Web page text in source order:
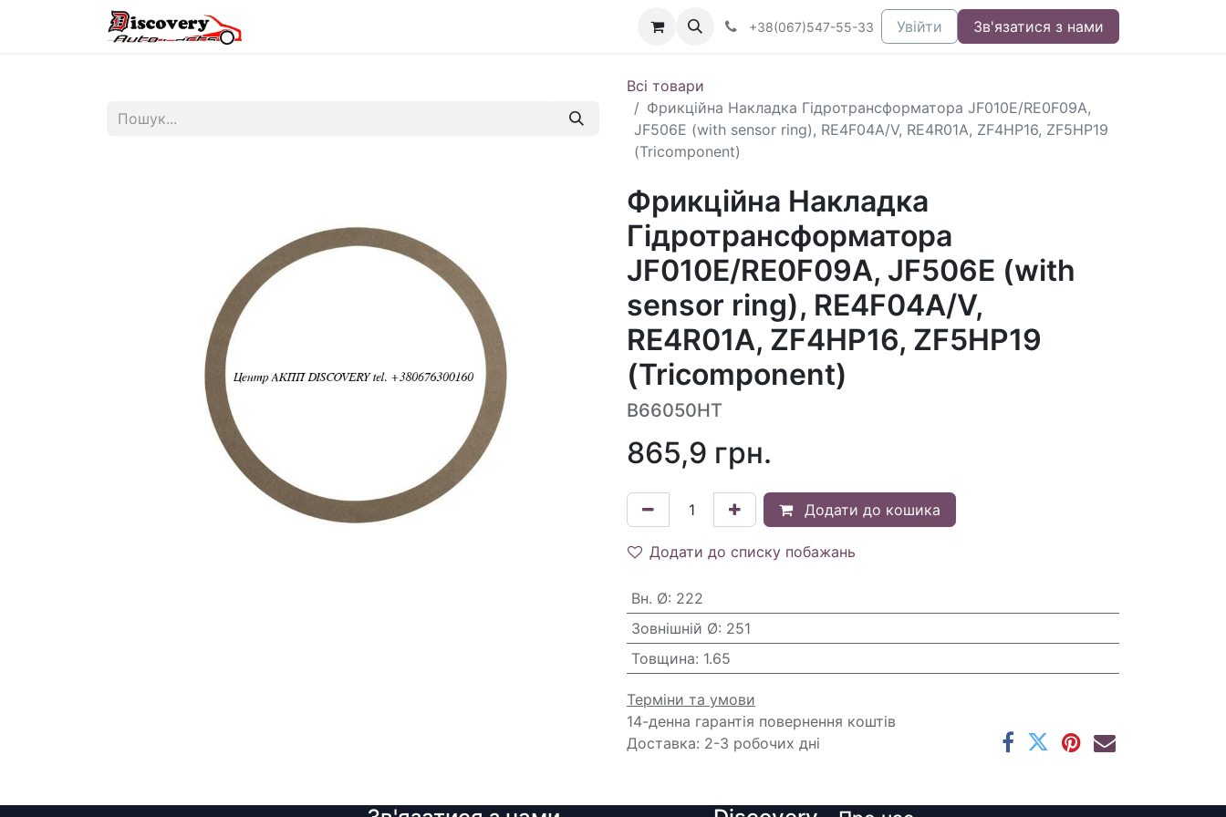
+38(067)547-55-33 Увійти Зв'язатися з нами
Всі товари
Фрикційна Накладка Гідротрансформатора JF010E/RE0F09A,
JF506E (with sensor ring), RE4F04A/V, RE4R01A, ZF4HP16, ZF5HP19
(Tricomponent)
Фрикційна Накладка
Гідротрансформатора
JF010E/RE0F09A, JF506E (with
sensor ring), RE4F04A/V,
RE4R01A, ZF4HP16, ZF5HP19
(Tricomponent)
B66050HT
865,9 грн.
Додати до кошика
Додати до списку побажань
Вн. Ø: 222
Зовнішній Ø: 251
Товщина: 1.65
Терміни та умови
14-денна гарантія повернення коштів
Доставка: 2-3 робочих дні